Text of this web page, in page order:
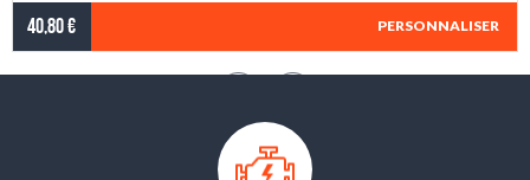
40,80 € PERSONNALISER